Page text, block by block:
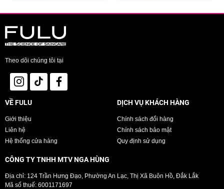
Ưu thế nổi bật:
Chất son mềm, mượt, hiệu ứng nhung mịn không để lộ vân môi.
Môi mềm căng mướt, không gây nứt môi.
Lên màu chuẩn, độ bền màu cao.
Hiệu ứng nhung mịn - lì - nhẹ tênh - màu lên chuẩn, chỉ sau 1 lần lướt
trên môi.
Các màu son tôn da ngay tức thì mà không cần trang điểm cầu kỳ
chuyên nghiệp.
Color Riche Intense Volume Matte
- cho sắc mặt bạn bừng sáng chỉ
Theo dõi chúng tôi tại
VỀ FULU
Giới thiệu
Liên hệ
Hệ thống cửa hàng
DỊCH VỤ KHÁCH HÀNG
Chính sách đổi hàng
Chính sách bảo mật
Quy định sử dụng
CÔNG TY TNHH MTV NGA HÙNG
Địa chỉ: 124 Trần Hưng Đạo, Phường An Lạc, Thị Xã Buôn Hồ, Đắk Lắk
Mã số thuế: 6001171697